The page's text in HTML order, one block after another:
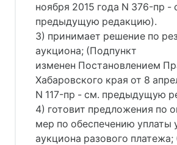
ноября 2015 года N 376-пр -
предыдущую редакцию).
3) принимает решение по
аукциона; (Подпункт
изменен Постановлением
Хабаровского края от 8
N 117-пр - см. предыдущую
4) готовит предложения по
мер по обеспечению уплаты
аукциона разового